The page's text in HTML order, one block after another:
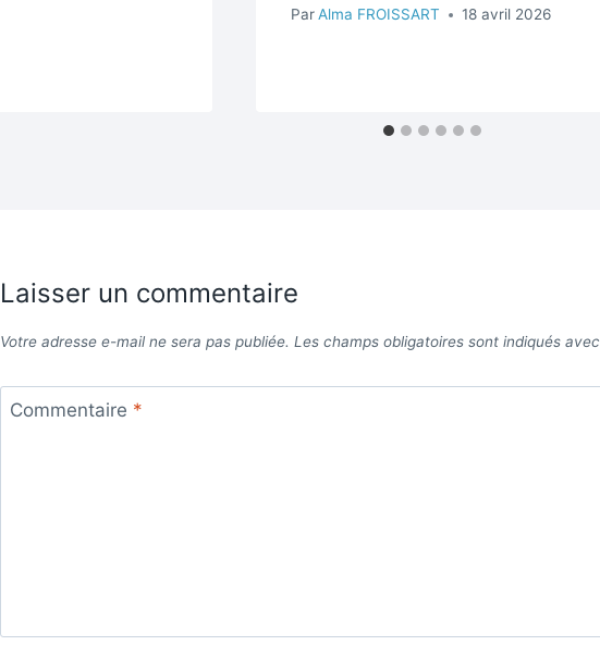
Par Alma FROISSART 18 avril 2026
Laisser un commentaire
Votre adresse e-mail ne sera pas publiée. Les champs obligatoires sont indiqués avec
Commentaire *